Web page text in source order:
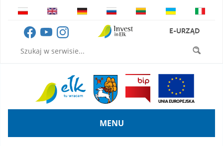
E-URZĄD
MENU